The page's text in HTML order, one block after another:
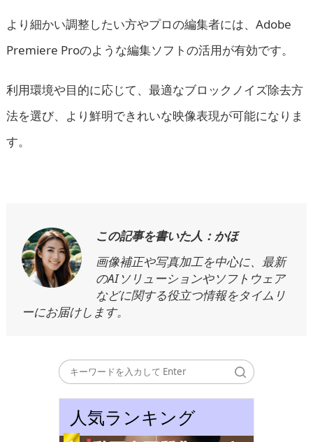
より細かい調整したい方やプロの編集者には、Adobe
Premiere Proのような編集ソフトの活用が有効です。
利用環境や目的に応じて、最適なブロックノイズ除去方
法を選び、より鮮明できれいな映像表現が可能になりま
す。
この記事を書いた人：かほ
画像補正や写真加工を中心に、最新
のAIソリューションやソフトウェア
などに関する役立つ情報をタイムリ
ーにお届けします。
人気ランキング